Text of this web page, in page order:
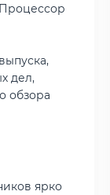
Процессор
дел,
обзора
ярко